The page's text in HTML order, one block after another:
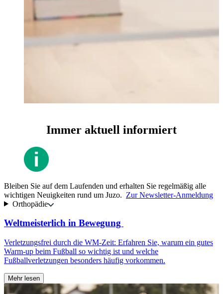
Immer aktuell informiert
Bleiben Sie auf dem Laufenden und erhalten Sie regelmäßig alle
wichtigen Neuigkeiten rund um Juzo. Zur Newsletter-Anmeldung
Orthopädie
Weltmeisterlich in Bewegung
Verletzungsfrei durch die WM-Zeit: Erfahren Sie, warum ein gutes
Warm-up beim Fußball so wichtig ist und welche
Fußballverletzungen besonders häufig vorkommen.
Mehr lesen